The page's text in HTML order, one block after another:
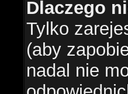
Dlaczego
Tylko
(aby
nadal nie